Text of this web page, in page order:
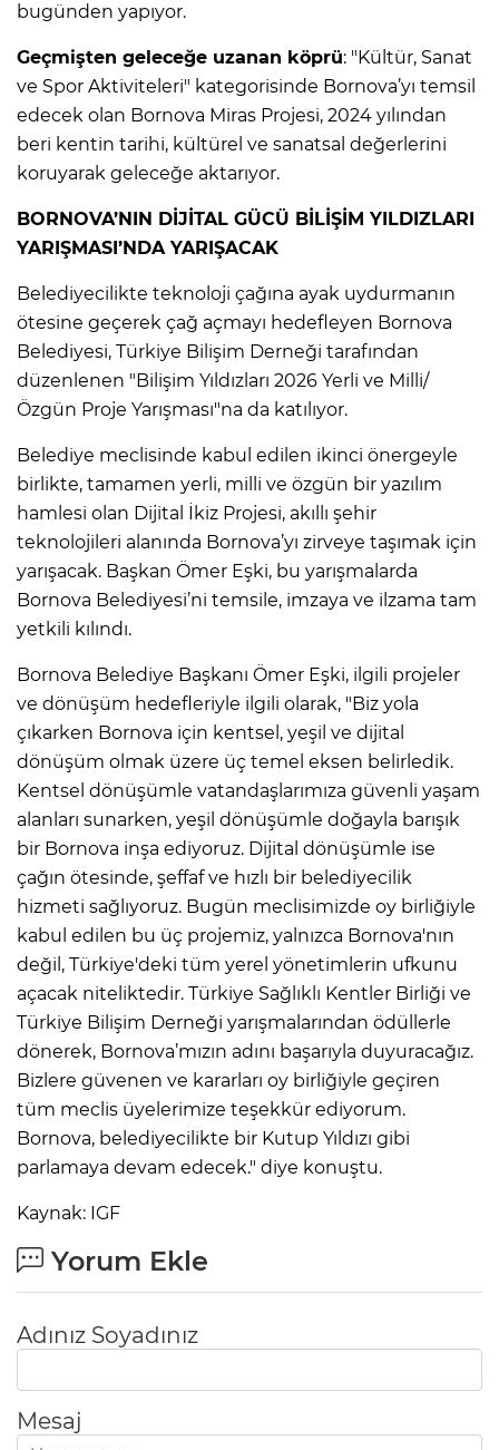
bugünden yapıyor.
Geçmişten geleceğe uzanan köprü: "Kültür, Sanat
ve Spor Aktiviteleri" kategorisinde Bornova’yı temsil
edecek olan Bornova Miras Projesi, 2024 yılından
beri kentin tarihi, kültürel ve sanatsal değerlerini
koruyarak geleceğe aktarıyor.
BORNOVA’NIN DİJİTAL GÜCÜ BİLİŞİM YILDIZLARI
YARIŞMASI’NDA YARIŞACAK
Belediyecilikte teknoloji çağına ayak uydurmanın
ötesine geçerek çağ açmayı hedefleyen Bornova
Belediyesi, Türkiye Bilişim Derneği tarafından
düzenlenen "Bilişim Yıldızları 2026 Yerli ve Milli/
Özgün Proje Yarışması"na da katılıyor.
Belediye meclisinde kabul edilen ikinci önergeyle
birlikte, tamamen yerli, milli ve özgün bir yazılım
hamlesi olan Dijital İkiz Projesi, akıllı şehir
teknolojileri alanında Bornova’yı zirveye taşımak için
yarışacak. Başkan Ömer Eşki, bu yarışmalarda
Bornova Belediyesi’ni temsile, imzaya ve ilzama tam
yetkili kılındı.
Bornova Belediye Başkanı Ömer Eşki, ilgili projeler
ve dönüşüm hedefleriyle ilgili olarak, "Biz yola
çıkarken Bornova için kentsel, yeşil ve dijital
dönüşüm olmak üzere üç temel eksen belirledik.
Kentsel dönüşümle vatandaşlarımıza güvenli yaşam
alanları sunarken, yeşil dönüşümle doğayla barışık
bir Bornova inşa ediyoruz. Dijital dönüşümle ise
çağın ötesinde, şeffaf ve hızlı bir belediyecilik
hizmeti sağlıyoruz. Bugün meclisimizde oy birliğiyle
kabul edilen bu üç projemiz, yalnızca Bornova'nın
değil, Türkiye'deki tüm yerel yönetimlerin ufkunu
açacak niteliktedir. Türkiye Sağlıklı Kentler Birliği ve
Türkiye Bilişim Derneği yarışmalarından ödüllerle
dönerek, Bornova’mızın adını başarıyla duyuracağız.
Bizlere güvenen ve kararları oy birliğiyle geçiren
tüm meclis üyelerimize teşekkür ediyorum.
Bornova, belediyecilikte bir Kutup Yıldızı gibi
parlamaya devam edecek." diye konuştu.
Kaynak: IGF
Yorum Ekle
Adınız Soyadınız
Mesaj